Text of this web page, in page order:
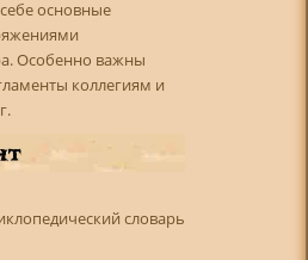
основные
Особенно важны
коллегиям и
словарь